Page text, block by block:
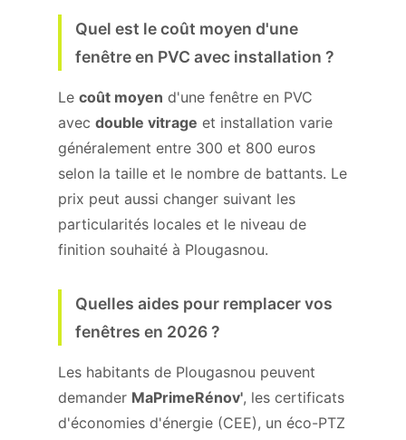
Quel est le coût moyen d'une
fenêtre en PVC avec installation ?
Le coût moyen d'une fenêtre en PVC
avec double vitrage et installation varie
généralement entre 300 et 800 euros
selon la taille et le nombre de battants. Le
prix peut aussi changer suivant les
particularités locales et le niveau de
finition souhaité à Plougasnou.
Quelles aides pour remplacer vos
fenêtres en 2026 ?
Les habitants de Plougasnou peuvent
demander MaPrimeRénov', les certificats
d'économies d'énergie (CEE), un éco-PTZ